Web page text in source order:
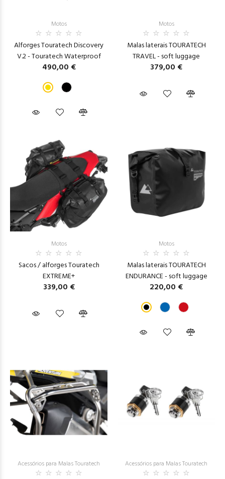
Motos
Alforges Touratech Discovery
V.2 - Touratech Waterproof
490,00 €
Motos
Malas laterais TOURATECH
TRAVEL - soft luggage
379,00 €
Motos
Sacos / alforges Touratech
EXTREME+
339,00 €
Motos
Malas laterais TOURATECH
ENDURANCE - soft luggage
220,00 €
Acessórios para Malas Touratech Acessórios para Malas Touratech